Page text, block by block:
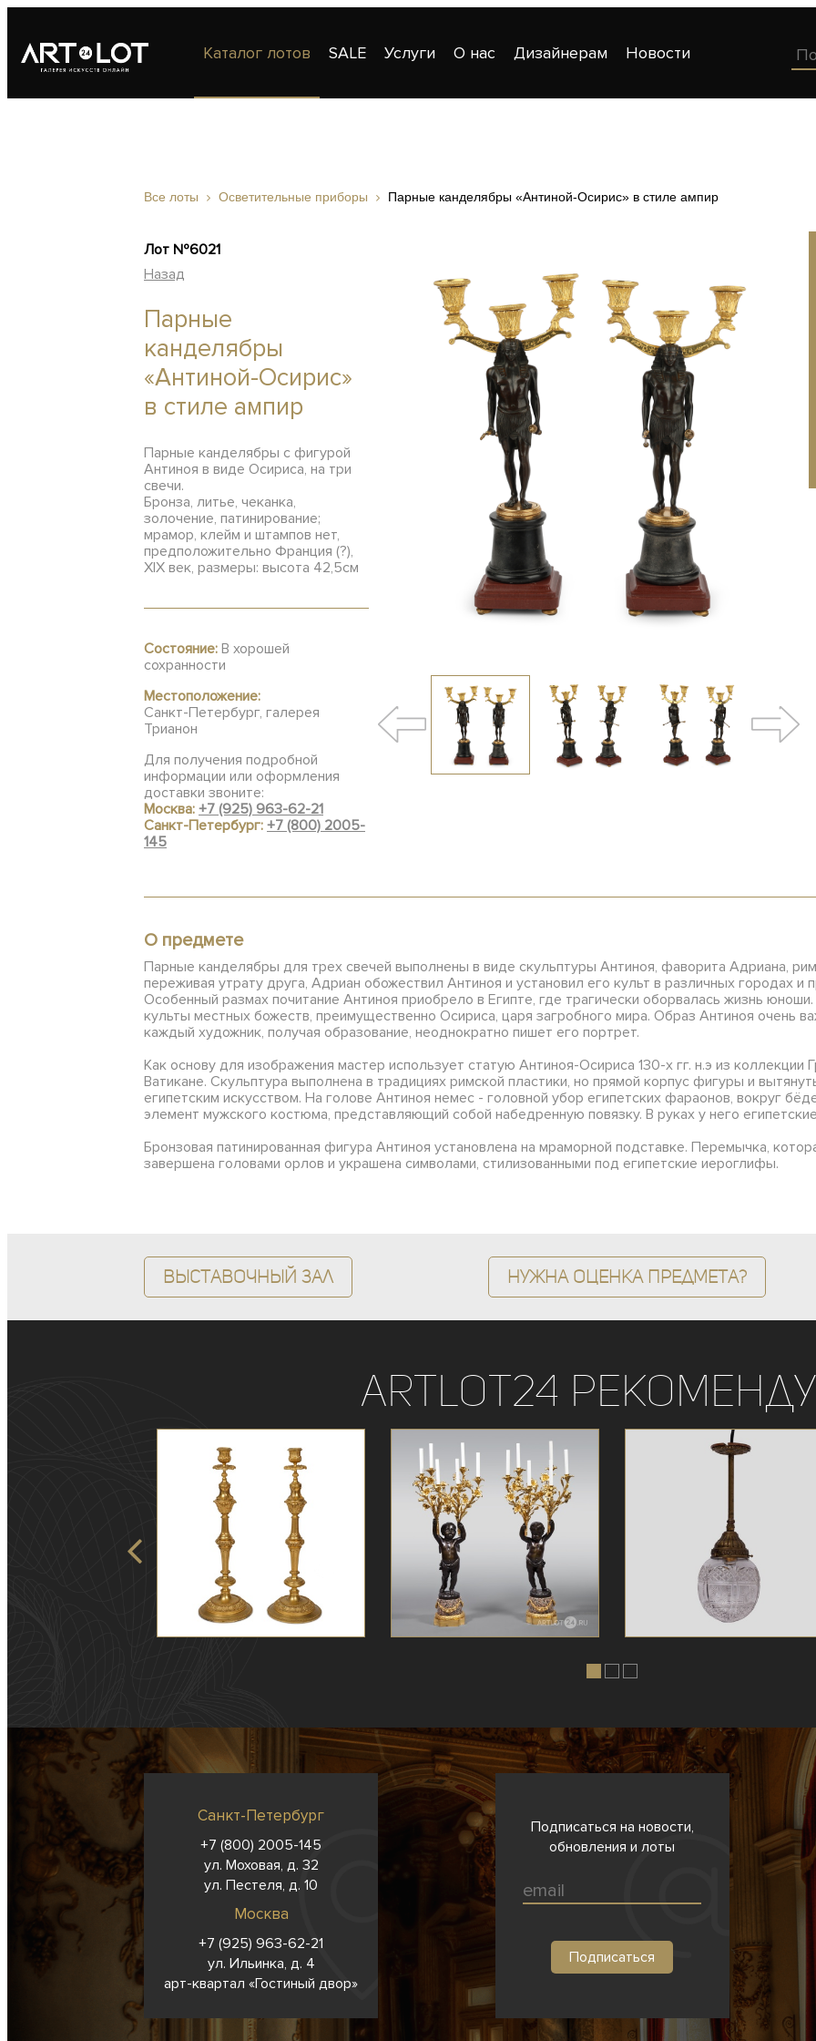
Каталог лотов SALE Услуги О нас Дизайнерам Новости
Все лоты Осветительные приборы Парные канделябры «Антиной-Осирис» в стиле ампир
Лот №6021
Назад
Парные
канделябры
«Антиной-Осирис»
в стиле ампир
Парные канделябры с фигурой
Антиноя в виде Осириса, на три
свечи.
Бронза, литье, чеканка,
золочение, патинирование;
мрамор, клейм и штампов нет,
предположительно Франция (?),
XIX век, размеры: высота 42,5см
Состояние: В хорошей
сохранности
Местоположение:
Санкт-Петербург, галерея
Трианон
Для получения подробной
информации или оформления
доставки звоните:
Москва: +7 (925) 963-62-21
Санкт-Петербург: +7 (800) 2005-
145
О предмете
Парные канделябры для трех свечей выполнены в виде скульптуры Антиноя, фаворита Адриана,
переживая утрату друга, Адриан обожествил Антиноя и установил его культ в различных городах и
Особенный размах почитание Антиноя приобрело в Египте, где трагически оборвалась жизнь
культы местных божеств, преимущественно Осириса, царя загробного мира. Образ Антиноя очень
каждый художник, получая образование, неоднократно пишет его портрет.
Как основу для изображения мастер использует статую Антиноя-Осириса 130-х гг. н.э из коллекции
Ватикане. Скульптура выполнена в традициях римской пластики, но прямой корпус фигуры и
египетским искусством. На голове Антиноя немес - головной убор египетских фараонов, вокруг
элемент мужского костюма, представляющий собой набедренную повязку. В руках у него
Бронзовая патинированная фигура Антиноя установлена на мраморной подставке. Перемычка,
завершена головами орлов и украшена символами, стилизованными под египетские иероглифы.
Выставочный зал Нужна оценка предмета?
ArtLot24
Санкт-Петербург
+7 (800) 2005-145
ул. Моховая, д. 32
ул. Пестеля, д. 10
Москва
+7 (925) 963-62-21
ул. Ильинка, д. 4
арт-квартал «Гостиный двор»
Подписаться на новости,
обновления и лоты